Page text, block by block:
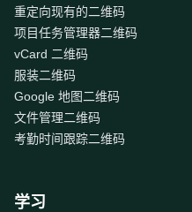
重定向现有的二维码
项目任务管理器二维码
vCard 二维码
服装二维码
Google 地图二维码
文件管理二维码
考勤时间跟踪二维码
学习